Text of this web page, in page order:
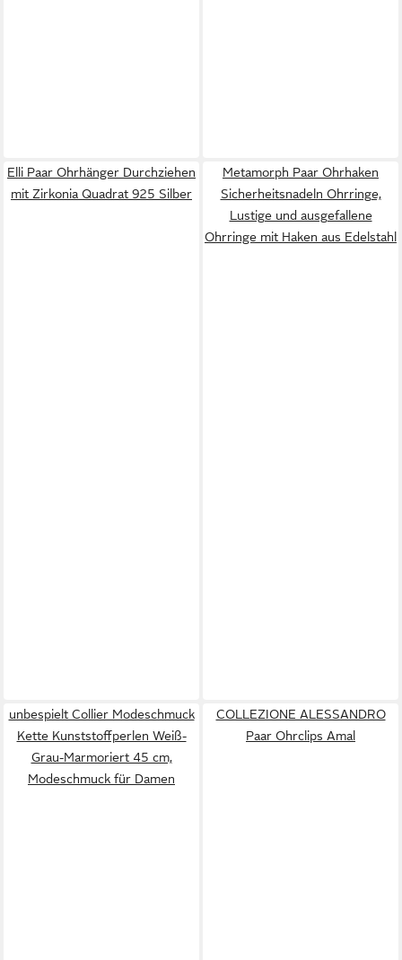
Elli Paar Ohrhänger Durchziehen
mit Zirkonia Quadrat 925 Silber
Metamorph Paar Ohrhaken
Sicherheitsnadeln Ohrringe,
Lustige und ausgefallene
Ohrringe mit Haken aus Edelstahl
unbespielt Collier Modeschmuck
Kette Kunststoffperlen Weiß-
Grau-Marmoriert 45 cm,
Modeschmuck für Damen
COLLEZIONE ALESSANDRO
Paar Ohrclips Amal